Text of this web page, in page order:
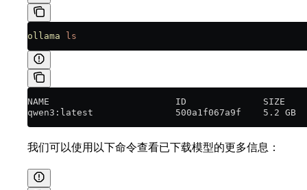
ollama ls
NAME                       ID              SIZE
qwen3:latest               500a1f067a9f    5.2 GB
我们可以使用以下命令查看已下载模型的更多信息：